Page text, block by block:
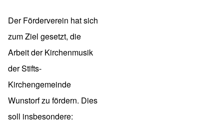
DerFörderverein hat sich
zum Ziel gesetzt, die
Arbeit der Kirchenmusik
der Stifts-
Kirchengemeinde
Wunstorf zu fördern. Dies
soll insbesondere: